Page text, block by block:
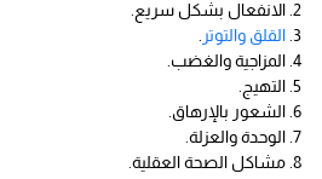
الانفعال بشكل سريع.
القلق والتوتر
المزاجية والغضب.
التهيج.
الشعور بالإرهاق.
الوحدة والعزلة.
مشاكل الصحة العقلية.